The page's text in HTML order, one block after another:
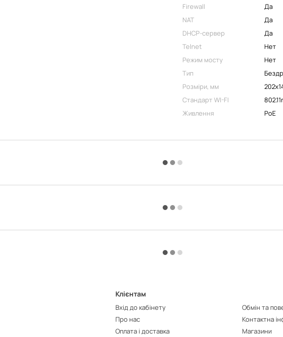
Firewall
Да
NAT
Да
DHCP-сервер
Да
Telnet
Нет
Режим мосту
Нет
Тип
Розміри, мм
Стандарт WI-FI
Живлення
PoE
Клієнтам
Вхід до кабінету
Про нас
Оплата і доставка
Обмін та
Контактна
Магазини